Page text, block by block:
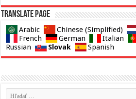
Translate page
Arabic Chinese (Simplified)
French
German Italian
Russian
Slovak Spanish